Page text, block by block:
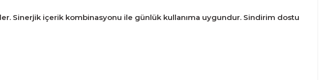
Sinerjik içerik kombinasyonu ile günlük kullanıma uygundur. Sindirim dostu